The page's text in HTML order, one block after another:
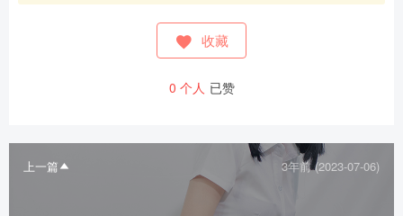
收藏
0 个人 已赞
上一篇 3年前 (2023-07-06)